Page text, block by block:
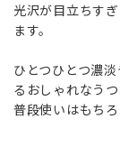
光沢が目立ちす
ます。
ひとつひとつ濃
るおしゃれなうつ
普段使いはもち